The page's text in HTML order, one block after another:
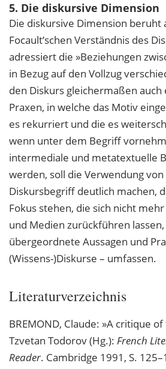
5. Die diskursive Dimension
Die diskursive Dimension beruht
Focault’schen Verständnis des
adressiert die »Beziehungen
in Bezug auf den Vollzug
den Diskurs gleichermaßen
Praxen, in welche das Motiv
es rekurriert und die es
wenn unter dem Begriff
intermediale und metatextuelle
werden, soll die Verwendung von
Diskursbegriff deutlich machen,
Fokus stehen, die sich nicht
und Medien zurückführen
übergeordnete Aussagen und
(Wissens-)Diskurse – umfassen.
Literaturverzeichnis
BREMOND, Claude: »A critique
Tzvetan Todorov (Hg.): French
Reader. Cambridge 1991, S.